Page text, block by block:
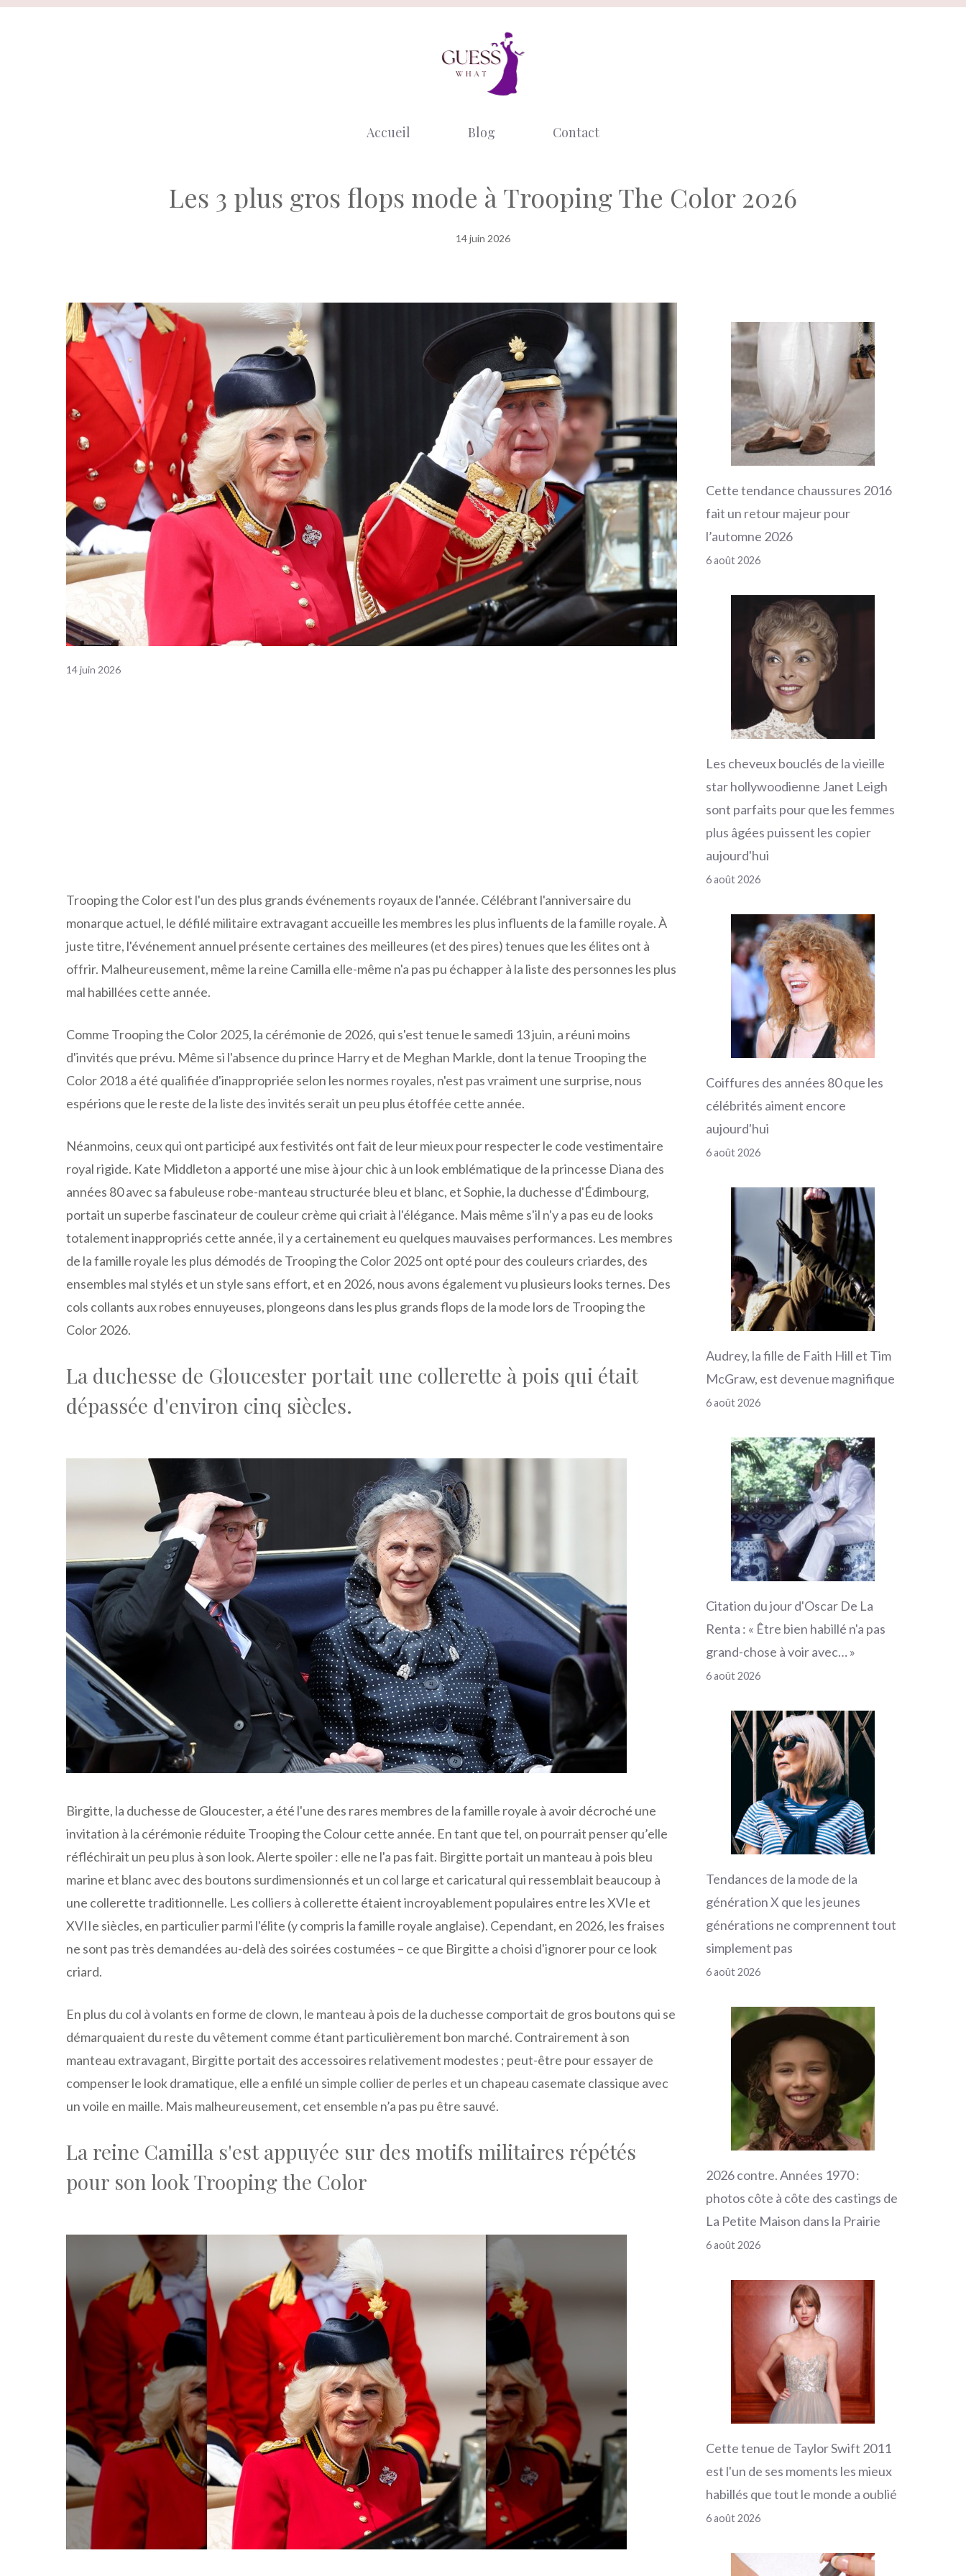
Aller
Accueil Blog Contact
Les 3 plus gros flops mode à Trooping The Color 2026
14 juin 2026
14 juin 2026
Trooping the Color est l'un des plus grands événements royaux de l'année. Célébrant l'anniversaire du
monarque actuel, le défilé militaire extravagant accueille les membres les plus influents de la famille royale. À
juste titre, l'événement annuel présente certaines des meilleures (et des pires) tenues que les élites ont à
offrir. Malheureusement, même la reine Camilla elle-même n'a pas pu échapper à la liste des personnes les plus
mal habillées cette année.
Comme Trooping the Color 2025, la cérémonie de 2026, qui s'est tenue le samedi 13 juin, a réuni moins
d'invités que prévu. Même si l'absence du prince Harry et de Meghan Markle, dont la tenue Trooping the
Color 2018 a été qualifiée d'inappropriée selon les normes royales, n'est pas vraiment une surprise, nous
espérions que le reste de la liste des invités serait un peu plus étoffée cette année.
Néanmoins, ceux qui ont participé aux festivités ont fait de leur mieux pour respecter le code vestimentaire
royal rigide. Kate Middleton a apporté une mise à jour chic à un look emblématique de la princesse Diana des
années 80 avec sa fabuleuse robe-manteau structurée bleu et blanc, et Sophie, la duchesse d'Édimbourg,
portait un superbe fascinateur de couleur crème qui criait à l'élégance. Mais même s'il n'y a pas eu de looks
totalement inappropriés cette année, il y a certainement eu quelques mauvaises performances. Les membres
de la famille royale les plus démodés de Trooping the Color 2025 ont opté pour des couleurs criardes, des
ensembles mal stylés et un style sans effort, et en 2026, nous avons également vu plusieurs looks ternes. Des
cols collants aux robes ennuyeuses, plongeons dans les plus grands flops de la mode lors de Trooping the
Color 2026.
La duchesse de Gloucester portait une collerette à pois qui était
dépassée d'environ cinq siècles.
Birgitte, la duchesse de Gloucester, a été l'une des rares membres de la famille royale à avoir décroché une
invitation à la cérémonie réduite Trooping the Colour cette année. En tant que tel, on pourrait penser qu’elle
réfléchirait un peu plus à son look. Alerte spoiler : elle ne l'a pas fait. Birgitte portait un manteau à pois bleu
marine et blanc avec des boutons surdimensionnés et un col large et caricatural qui ressemblait beaucoup à
une collerette traditionnelle. Les colliers à collerette étaient incroyablement populaires entre les XVIe et
XVIIe siècles, en particulier parmi l'élite (y compris la famille royale anglaise). Cependant, en 2026, les fraises
ne sont pas très demandées au-delà des soirées costumées – ce que Birgitte a choisi d'ignorer pour ce look
criard.
En plus du col à volants en forme de clown, le manteau à pois de la duchesse comportait de gros boutons qui se
démarquaient du reste du vêtement comme étant particulièrement bon marché. Contrairement à son
manteau extravagant, Birgitte portait des accessoires relativement modestes ; peut-être pour essayer de
compenser le look dramatique, elle a enfilé un simple collier de perles et un chapeau casemate classique avec
un voile en maille. Mais malheureusement, cet ensemble n’a pas pu être sauvé.
La reine Camilla s'est appuyée sur des motifs militaires répétés
pour son look Trooping the Color
Cette tendance chaussures 2016
fait un retour majeur pour
l’automne 2026
6 août 2026
Les cheveux bouclés de la vieille
star hollywoodienne Janet Leigh
sont parfaits pour que les femmes
plus âgées puissent les copier
aujourd'hui
6 août 2026
Coiffures des années 80 que les
célébrités aiment encore
aujourd'hui
6 août 2026
Audrey, la fille de Faith Hill et Tim
McGraw, est devenue magnifique
6 août 2026
Citation du jour d'Oscar De La
Renta : « Être bien habillé n'a pas
grand-chose à voir avec… »
6 août 2026
Tendances de la mode de la
génération X que les jeunes
générations ne comprennent tout
simplement pas
6 août 2026
2026 contre. Années 1970 :
photos côte à côte des castings de
La Petite Maison dans la Prairie
6 août 2026
Cette tenue de Taylor Swift 2011
est l'un de ses moments les mieux
habillés que tout le monde a oublié
6 août 2026